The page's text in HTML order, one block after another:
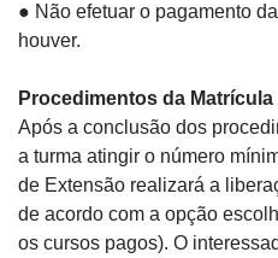
● Não efetuar o pagamento
houver.
Procedimentos da Matrícula
Após a conclusão dos
a turma atingir o número
de Extensão realizará a
de acordo com a opção
os cursos pagos). O